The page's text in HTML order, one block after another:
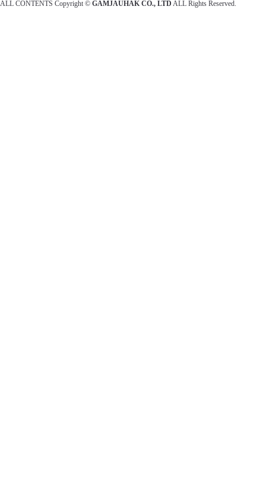
ALL CONTENTS Copyright © GAMJAUHAK CO., LTD ALL Rights Reserved.